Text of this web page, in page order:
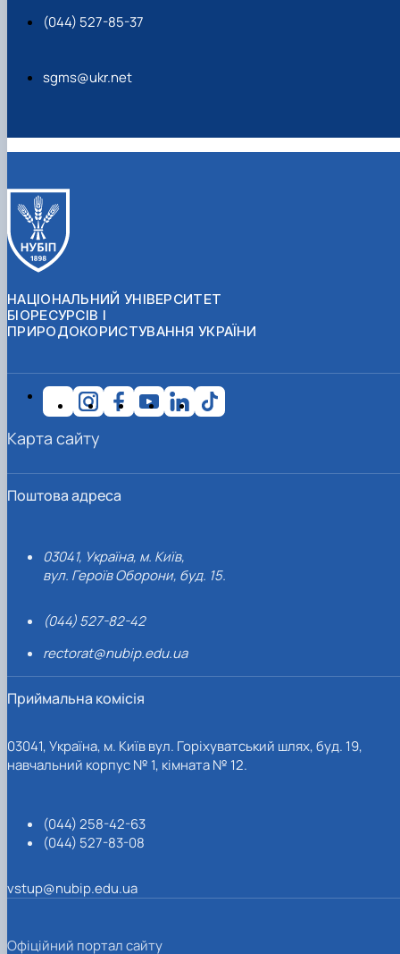
механіко-технологічного факультету. З 2023 року –
голова ЕК в Бережанському агротехнічному інституті. З
коледжі.
(044) 527-85-37
sgms@ukr.net
НАЦІОНАЛЬНИЙ УНІВЕРСИТЕТ
БІОРЕСУРСІВ І
ПРИРОДОКОРИСТУВАННЯ УКРАЇНИ
Поштова адреса
03041, Україна, м. Київ,
вул. Героїв Оборони, буд. 15.
(044) 527-82-42
rectorat@nubip.edu.ua
Приймальна комісія
03041, Україна, м. Київ вул. Горіхуватський шлях, буд. 19,
навчальний корпус № 1, кімната № 12.
(044) 258-42-63
(044) 527-83-08
vstup@nubip.edu.ua
Карта сайту
Офіційний портал сайту